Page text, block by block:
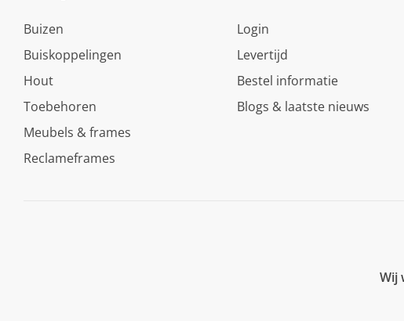
Buizen
Buiskoppelingen
Hout
Toebehoren
Meubels & frames
Reclameframes
Login
Levertijd
Bestel informatie
Blogs & laatste nieuws
Wij